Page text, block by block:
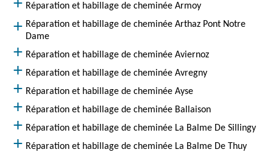
Réparation et habillage de cheminée Armoy
Réparation et habillage de cheminée Arthaz Pont Notre
Dame
Réparation et habillage de cheminée Aviernoz
Réparation et habillage de cheminée Avregny
Réparation et habillage de cheminée Ayse
Réparation et habillage de cheminée Ballaison
Réparation et habillage de cheminée La Balme De Sillingy
Réparation et habillage de cheminée La Balme De Thuy